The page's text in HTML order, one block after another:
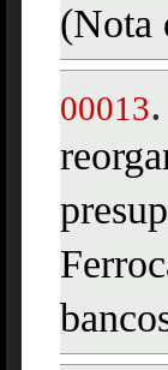
(Nota
00013.